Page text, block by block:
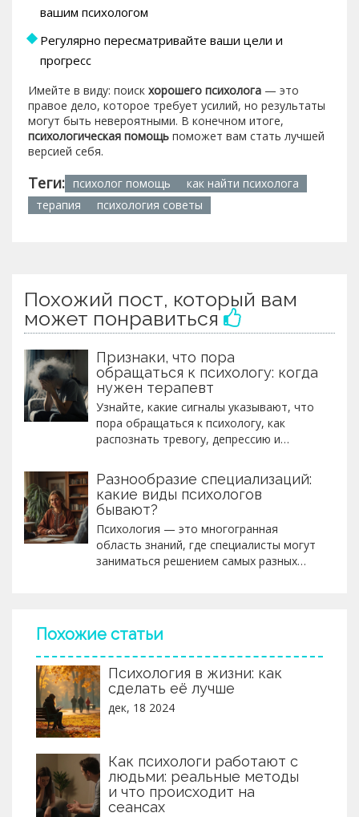
вашим психологом
Регулярно пересматривайте ваши цели и
прогресс
Имейте в виду: поиск хорошего психолога — это
правое дело, которое требует усилий, но результаты
могут быть невероятными. В конечном итоге,
психологическая помощь поможет вам стать лучшей
версией себя.
Теги: психолог помощь
как найти психолога
терапия
психология советы
Похожий пост, который вам
может понравиться
Признаки, что пора
обращаться к психологу: когда
нужен терапевт
Узнайте, какие сигналы указывают, что
пора обращаться к психологу, как
распознать тревогу, депрессию и
сеанса терапии.
Разнообразие специализаций:
какие виды психологов
бывают?
Психология — это многогранная
область знаний, где специалисты могут
заниматься решением самых разных
и благополучия людей. В статье
рассмотрены основные виды
психологов, их специализации и
значимость в обществе. Понимание
разнообразия в этой профессии
помогает людям сделать правильный
выбор при поиске помощи.
Похожие статьи
Психология в жизни: как
сделать её лучше
дек, 18 2024
Как психологи работают с
людьми: реальные методы
и что происходит на
сеансах